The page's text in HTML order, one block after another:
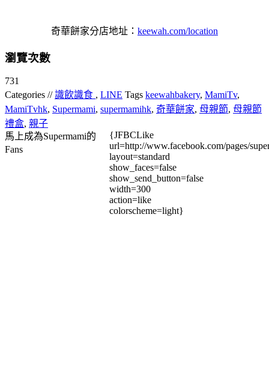
奇華餅家分店地址： keewah.com/location
瀏覽次數
731
Categories //識飲識食 , LINE Tags keewahbakery, MamiTv,
MamiTvhk, Supermami, supermamihk, 奇華餅家, 母親節, 母親節
禮盒, 親子
馬上成為Supermami的
Fans
{JFBCLike
url=http://www.facebook.com/pages/
layout=standard
show_faces=false
show_send_button=false
width=300
action=like
colorscheme=light}